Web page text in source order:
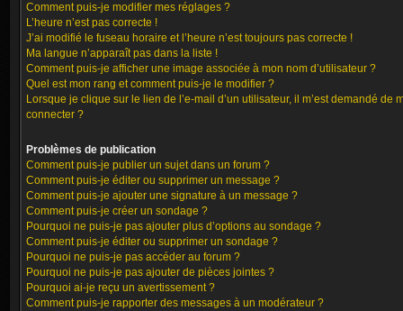
Comment puis-je modifier mes réglages ?
L’heure n’est pas correcte !
J’ai modifié le fuseau horaire et l’heure n’est toujours pas correcte !
Ma langue n’apparaît pas dans la liste !
Comment puis-je afficher une image associée à mon nom d’utilisateur ?
Quel est mon rang et comment puis-je le modifier ?
Lorsque je clique sur le lien de l’e-mail d’un utilisateur, il m’est demandé de
connecter ?
Problèmes de publication
Comment puis-je publier un sujet dans un forum ?
Comment puis-je éditer ou supprimer un message ?
Comment puis-je ajouter une signature à un message ?
Comment puis-je créer un sondage ?
Pourquoi ne puis-je pas ajouter plus d’options au sondage ?
Comment puis-je éditer ou supprimer un sondage ?
Pourquoi ne puis-je pas accéder au forum ?
Pourquoi ne puis-je pas ajouter de pièces jointes ?
Pourquoi ai-je reçu un avertissement ?
Comment puis-je rapporter des messages à un modérateur ?